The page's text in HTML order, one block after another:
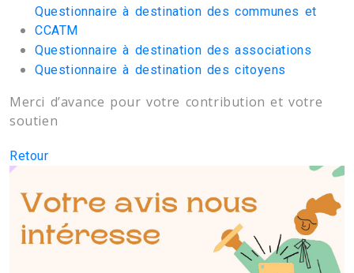
Questionnaire à destination des communes et
CCATM
Questionnaire à destination des associations
Questionnaire à destination des citoyens
Merci d’avance pour votre contribution et votre
soutien
Retour